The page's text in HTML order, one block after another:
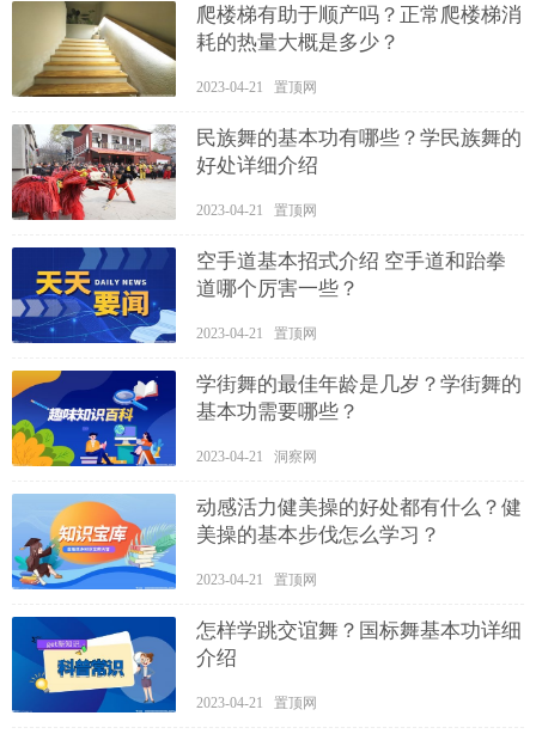
爬楼梯有助于顺产吗？正常爬楼梯消
耗的热量大概是多少？
2023-04-21 置顶网
民族舞的基本功有哪些？学民族舞的
好处详细介绍
2023-04-21 置顶网
空手道基本招式介绍 空手道和跆拳
道哪个厉害一些？
2023-04-21 置顶网
学街舞的最佳年龄是几岁？学街舞的
基本功需要哪些？
2023-04-21 洞察网
动感活力健美操的好处都有什么？健
美操的基本步伐怎么学习？
2023-04-21 置顶网
怎样学跳交谊舞？国标舞基本功详细
介绍
2023-04-21 置顶网